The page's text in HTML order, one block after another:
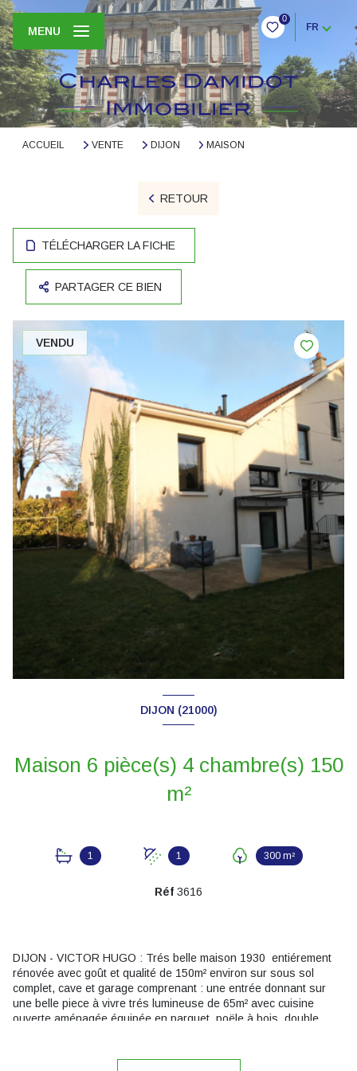
0
FR
MENU
ACCUEIL VENTE DIJON MAISON
RETOUR
TÉLÉCHARGER LA FICHE
PARTAGER CE BIEN
VENDU
DIJON (21000)
Maison 6 pièce(s) 4 chambre(s) 150
m²
1 1 300 m²
Réf 3616
DIJON - VICTOR HUGO : Trés belle maison 1930 entiérement
rénovée avec goût et qualité de 150m² environ sur sous sol
complet, cave et garage comprenant : une entrée donnant sur
une belle piece à vivre trés lumineuse de 65m² avec cuisine
ouverte aménagée équipée en parquet, poële à bois, double
alliant contemporain et cachet de l'ancien. A l'étage, trés belle